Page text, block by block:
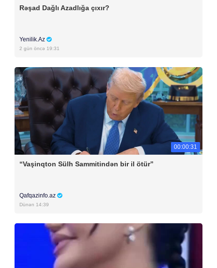
Rəşad Dağlı Azadlığa çıxır?
Yenilik.Az
2 gün öncə 19:31
00:00:31
“Vaşinqton Sülh Sammitindən bir il ötür”
Qafqazinfo.az
Dünən 14:39